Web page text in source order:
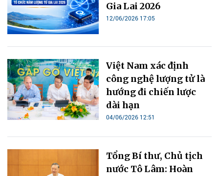
Gia Lai 2026
12/06/2026 17:05
Việt Nam xác định
công nghệ lượng tử là
hướng đi chiến lược
dài hạn
04/06/2026 12:51
Tổng Bí thư, Chủ tịch
nước Tô Lâm: Hoàn